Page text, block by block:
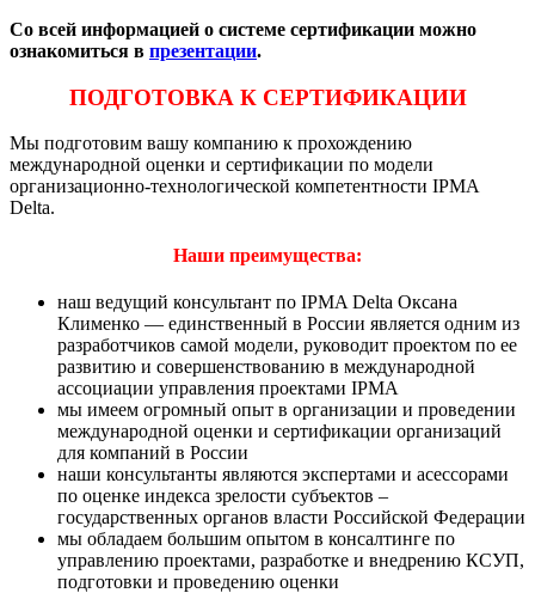
Со всей информацией о системе сертификации можно
ознакомиться в презентации.
ПОДГОТОВКА К СЕРТИФИКАЦИИ
Мы подготовим вашу компанию к прохождению
международной оценки и сертификации по модели
организационно-технологической компетентности IPMA
Delta.
Наши преимущества:
наш ведущий консультант по IPMA Delta Оксана
Клименко — единственный в России является одним из
разработчиков самой модели, руководит проектом по ее
развитию и совершенствованию в международной
ассоциации управления проектами IPMA
мы имеем огромный опыт в организации и проведении
международной оценки и сертификации организаций
для компаний в России
наши консультанты являются экспертами и асессорами
по оценке индекса зрелости субъектов –
государственных органов власти Российской Федерации
мы обладаем большим опытом в консалтинге по
управлению проектами, разработке и внедрению КСУП,
подготовки и проведению оценки